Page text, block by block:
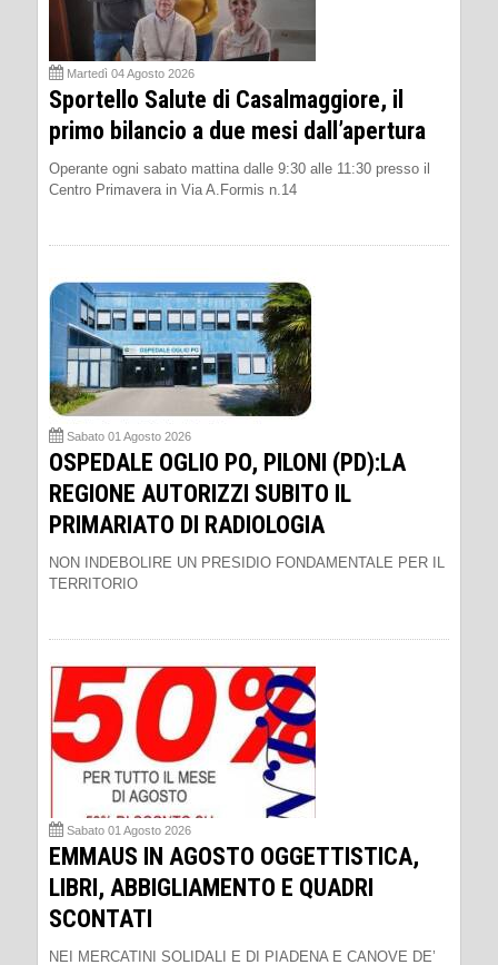
Martedì 04 Agosto 2026
Sportello Salute di Casalmaggiore, il
primo bilancio a due mesi dall’apertura
Operante ogni sabato mattina dalle 9:30 alle 11:30 presso il
Centro Primavera in Via A.Formis n.14
Sabato 01 Agosto 2026
OSPEDALE OGLIO PO, PILONI (PD):LA
REGIONE AUTORIZZI SUBITO IL
PRIMARIATO DI RADIOLOGIA
NON INDEBOLIRE UN PRESIDIO FONDAMENTALE PER IL
TERRITORIO
Sabato 01 Agosto 2026
EMMAUS IN AGOSTO OGGETTISTICA,
LIBRI, ABBIGLIAMENTO E QUADRI
SCONTATI
NEI MERCATINI SOLIDALI E DI PIADENA E CANOVE DE’